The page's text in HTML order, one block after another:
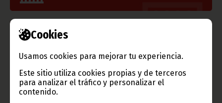
Cookies
Usamos cookies para mejorar tu experiencia.
Este sitio utiliza cookies propias y de terceros
para analizar el tráfico y personalizar el
contenido.
Información de Guinea Ecuatorial
TVGE